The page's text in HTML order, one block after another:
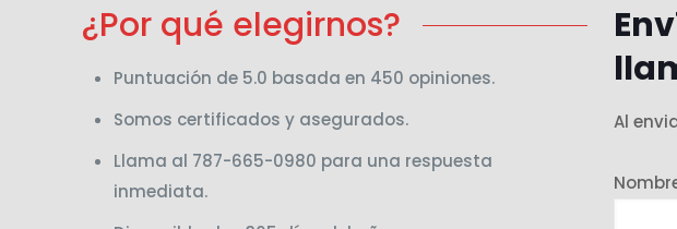
¿Por qué elegirnos?
Puntuación de 5.0 basada en 450 opiniones.
Somos certificados y asegurados.
Llama al 787-665-0980 para una respuesta
inmediata.
Al